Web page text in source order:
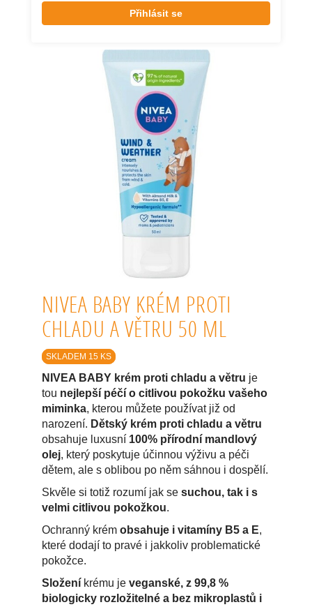
Přihlásit se
NIVEA BABY KRÉM PROTI
CHLADU A VĚTRU 50 ML
SKLADEM 15 KS
NIVEA BABY krém proti chladu a větru je
tou nejlepší péčí o citlivou pokožku vašeho
miminka, kterou můžete používat již od
narození. Dětský krém proti chladu a větru
obsahuje luxusní 100% přírodní mandlový
olej, který poskytuje účinnou výživu a péči
dětem, ale s oblibou po něm sáhnou i dospělí.
Skvěle si totiž rozumí jak se suchou, tak i s
velmi citlivou pokožkou.
Ochranný krém obsahuje i vitamíny B5 a E,
které dodají to pravé i jakkoliv problematické
pokožce.
Složení krému je veganské, z 99,8 %
biologicky rozložitelné a bez mikroplastů i